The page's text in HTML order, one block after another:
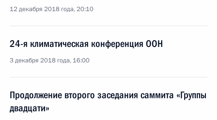
12 декабря 2018 года, 20:10
24-я климатическая конференция ООН
3 декабря 2018 года, 16:00
Продолжение второго заседания саммита «Группы
двадцати»